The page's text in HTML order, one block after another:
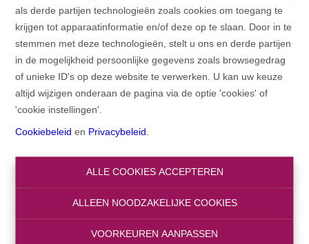
als derde partijen technologieën zoals cookies om toegang te
krijgen tot apparaatinformatie en/of deze op te slaan. Door in te
stemmen met deze technologieën, stelt u ons en derde partijen
in de mogelijkheid persoonlijke gegevens zoals browsegedrag
of unieke ID's op deze website te verwerken. U kan uw keuze
altijd wijzigen onderaan de pagina via de optie 'cookies' of
'cookie instellingen'.
Cookiebeleid en Privacybeleid
ALLE COOKIES ACCEPTEREN
ALLEEN NOODZAKELIJKE COOKIES
VOORKEUREN AANPASSEN
HOME
HOME